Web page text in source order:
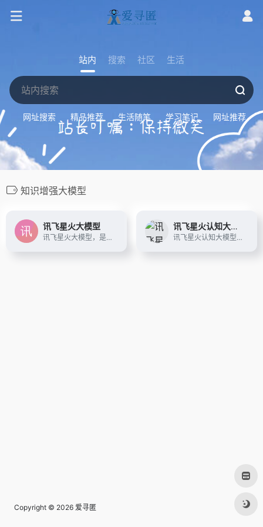
站内 搜索 社区 生活
网址搜索 精品推荐 生活随笔 学习笔记 网址推荐
知识增强大模型
讯飞星火大模型
讯飞星火大模型，是由科大讯飞推出的新一代认知智能大模型，拥有跨领域的知识和语言理解能力，能够基于自然对话方式理解与执行任务，提供语言理解、知识问答、逻辑推理、数学题解答、代码理解与编写等多种能力。
讯飞星火认知大模型
讯飞星火认知大模型，是由科大讯飞推出的新一代认知智能大模型，拥有跨领域的知识和语言理解能力，能够基于自然对话方式理解与执行任务，提供语言理解、知识问答、逻辑推理、数学题解答、代码理解与编写等多种能力。
Copyright © 2026 爱寻匿